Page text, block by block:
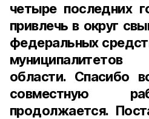
четыре последних
привлечь в округ
федеральных
области. Спасибо
совместную
продолжается.